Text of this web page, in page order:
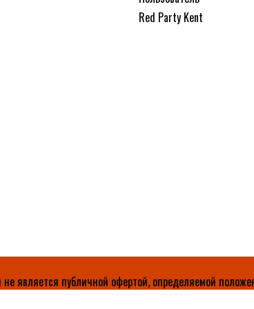
Red Party Kent
является публичной офертой, определяемой